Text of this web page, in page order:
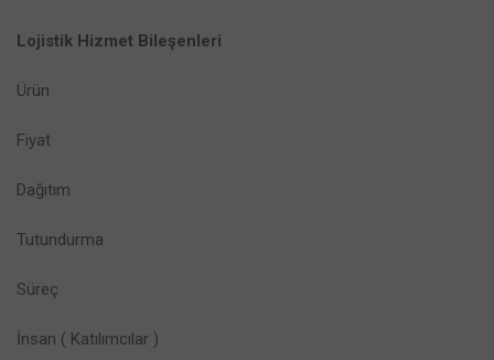
Lojistik Hizmet Bileşenleri
Ürün
Fiyat
Dağıtım
Tutundurma
Süreç
İnsan ( Katılımcılar )